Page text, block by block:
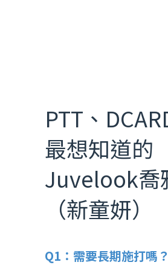
PTT、
最想知道的
Juvelook喬
（新童妍）
Q1：需要長期施打嗎